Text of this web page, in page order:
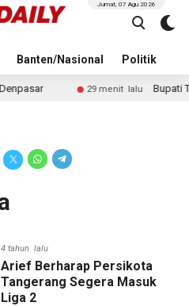
Banten/Nasional Politik
Jumat, 07 Agu 2026
29 menit lalu Bupati
4 tahun lalu
Arief Berharap Persikota
Tangerang Segera Masuk
Liga 2